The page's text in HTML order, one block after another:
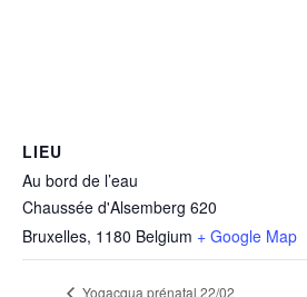
LIEU
Au bord de l’eau
Chaussée d'Alsemberg 620
Bruxelles, 1180 Belgium + Google Map
Yogacqua prénatal 22/02